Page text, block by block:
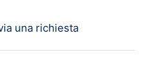
una richiesta